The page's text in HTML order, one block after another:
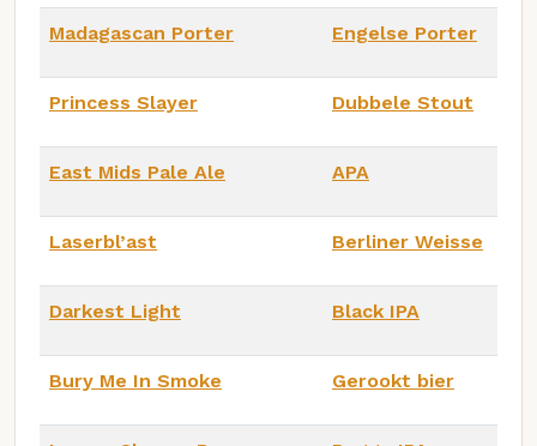
Madagascan Porter Engelse Porter
Princess Slayer Dubbele Stout
East Mids Pale Ale APA
Laserbl’ast Berliner Weisse
Darkest Light Black IPA
Bury Me In Smoke Gerookt bier